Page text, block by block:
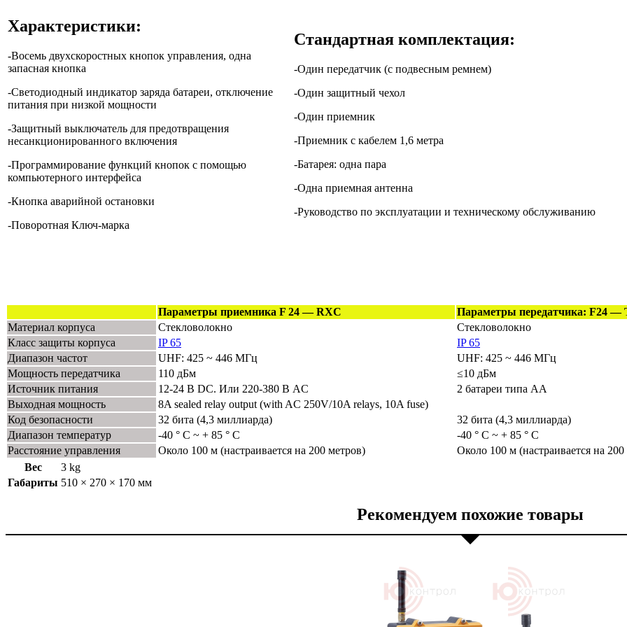
Характеристики:
-Восемь двухскоростных кнопок управления, одна
запасная кнопка
-Светодиодный индикатор заряда батареи, отключение
питания при низкой мощности
-Защитный выключатель для предотвращения
несанкционированного включения
-Программирование функций кнопок с помощью
компьютерного интерфейса
-Кнопка аварийной остановки
-Поворотная Ключ-марка
Стандартная комплектация:
-Один передатчик (с подвесным ремнем)
-Один защитный чехол
-Один приемник
-Приемник с кабелем 1,6 метра
-Батарея: одна пара
-Одна приемная антенна
-Руководство по эксплуатации и техническому обслуживанию
Параметры приемника F 24 — RXC
Параметры передатчика: F24 —
Материал корпуса
Стекловолокно
Стекловолокно
Класс защиты корпуса
IP 65
IP 65
Диапазон частот
UHF: 425 ~ 446 МГц
UHF: 425 ~ 446 МГц
Мощность передатчика
110 дБм
≤10 дБм
Источник питания
12-24 В DC. Или 220-380 В AC
2 батареи типа AA
Выходная мощность
8A sealed relay output (with AC 250V/10A relays, 10A fuse)
Код безопасности
32 бита (4,3 миллиарда)
32 бита (4,3 миллиарда)
Диапазон температур
-40 ° С ~ + 85 ° С
-40 ° С ~ + 85 ° С
Расстояние управления
Около 100 м (настраивается на 200 метров)
Около 100 м (настраивается на
Вес
3 kg
Габариты 510 × 270 × 170 мм
Рекомендуем похожие товары